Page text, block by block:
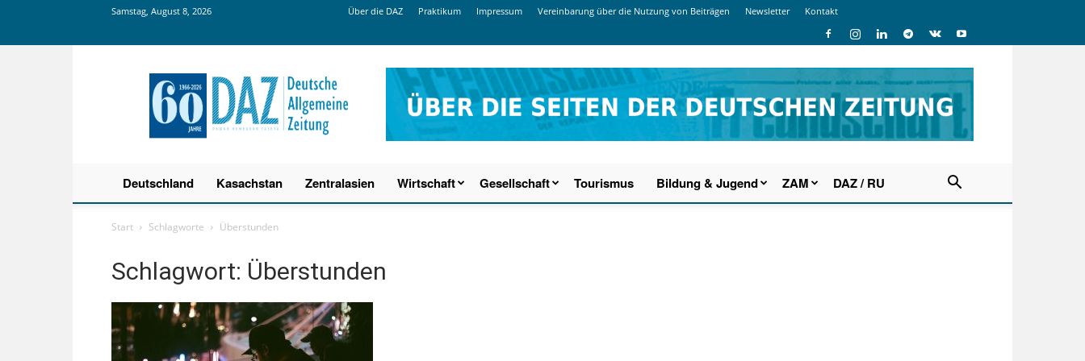
Samstag, August 8, 2026 Über die DAZ Praktikum Impressum Vereinbarung über die Nutzung von Beiträgen Newsletter Kontakt
Deutsche
Allgemeine
Zeitung
Deutschland Kasachstan Zentralasien Wirtschaft Gesellschaft Tourismus Bildung & Jugend ZAM DAZ / RU
Start Schlagworte Überstunden
Schlagwort: Überstunden